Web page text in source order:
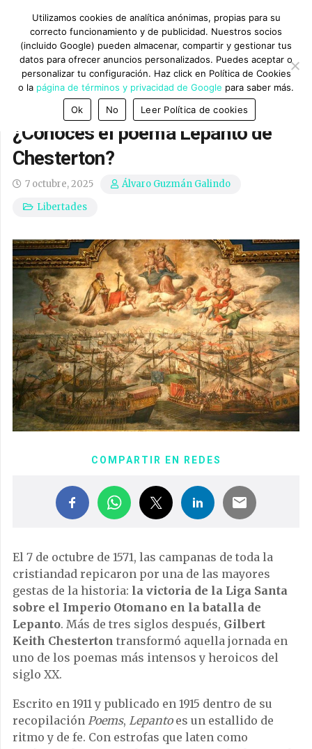
¿Conoces el poema Lepanto de
Chesterton?
7 octubre, 2025
Álvaro Guzmán Galindo
Libertades
COMPARTIR EN REDES
El 7 de octubre de 1571, las campanas de toda la
cristiandad repicaron por una de las mayores
gestas de la historia: la victoria de la Liga Santa
sobre el Imperio Otomano en la batalla de
Lepanto. Más de tres siglos después, Gilbert
Keith Chesterton transformó aquella jornada en
uno de los poemas más intensos y heroicos del
siglo XX.
Escrito en 1911 y publicado en 1915 dentro de su
recopilación Poems, Lepantoes un estallido de
ritmo y de fe. Con estrofas que laten como
Utilizamos cookies de analítica anónimas, propias para su
correcto funcionamiento y de publicidad. Nuestros socios
(incluido Google) pueden almacenar, compartir y gestionar tus
datos para ofrecer anuncios personalizados. Puedes aceptar o
personalizar tu configuración. Haz click en Política de Cookies
o la página de términos y privacidad de Google para saber más.
Ok
No Leer Política de cookies